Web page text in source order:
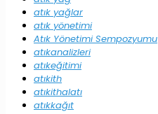
atık yağlar
atık yönetimi
Atık Yönetimi Sempozyumu
atıkanalizleri
atıkeğitimi
atıkith
atıkithalatı
atıkkağıt